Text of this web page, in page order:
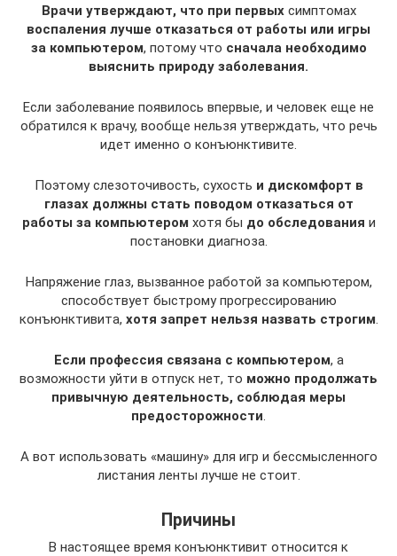
Врачи утверждают, что при первыхсимптомах
воспаления лучше отказаться от работы или игры
за компьютером, потому что сначала необходимо
выяснить природу заболевания.
Если заболевание появилось впервые, и человек еще не
обратился к врачу, вообще нельзя утверждать, что речь
идет именно о конъюнктивите.
Поэтому слезоточивость, сухость и дискомфорт в
глазах должны стать поводом отказаться от
работы за компьютером хотя бы до обследования и
постановки диагноза.
Напряжение глаз, вызванное работой за компьютером,
способствует быстрому прогрессированию
конъюнктивита, хотя запрет нельзя назвать строгим.
Если профессия связана с компьютером, а
возможности уйти в отпуск нет, то можно продолжать
привычную деятельность, соблюдая меры
предосторожности.
А вот использовать «машину» для игр и бессмысленного
листания ленты лучше не стоит.
Причины
В настоящее время конъюнктивит относится к